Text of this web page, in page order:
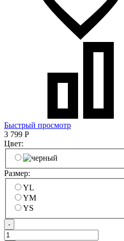
Быстрый просмотр
3 799 Р
Цвет:
Размер:
YL
YM
YS
-